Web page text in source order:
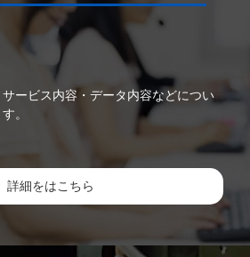
ービス内容・データ内容などについ
。
詳細をはこちら